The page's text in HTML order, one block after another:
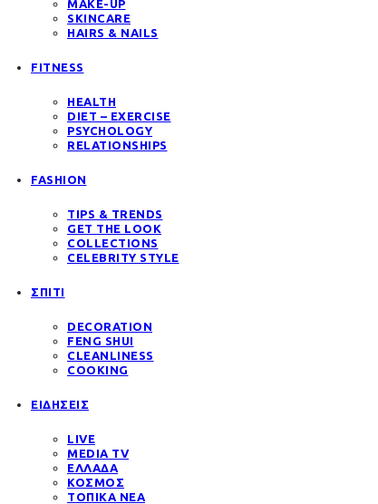
MAKE-UP
SKINCARE
HAIRS & NAILS
FITNESS
HEALTH
DIET – EXERCISE
PSYCHOLOGY
RELATIONSHIPS
FASHION
TIPS & TRENDS
GET THE LOOK
COLLECTIONS
CELEBRITY STYLE
ΣΠΙΤΙ
DECORATION
FENG SHUI
CLEANLINESS
COOKING
ΕΙΔΗΣΕΙΣ
LIVE
MEDIA TV
ΕΛΛΑΔΑ
ΚΟΣΜΟΣ
ΤΟΠΙΚΑ ΝΕΑ